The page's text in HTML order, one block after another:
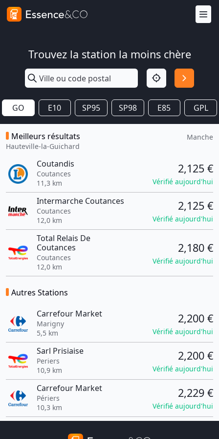
Trouvez la station la moins chère
GO E10 SP95 SP98 E85 GPL
Meilleurs résultats
Hauteville-la-Guichard
Manche
Coutandis
Coutances
11,3 km
2,125 €
Vérifié aujourd'hui
Intermarche Coutances
Coutances
12,0 km
2,125 €
Vérifié aujourd'hui
Total Relais De
Coutances
Coutances
12,0 km
2,180 €
Vérifié aujourd'hui
Autres Stations
Carrefour Market
Marigny
5,5 km
2,200 €
Vérifié aujourd'hui
Sarl Prisiaise
Periers
10,9 km
2,200 €
Vérifié aujourd'hui
Carrefour Market
Périers
10,3 km
2,229 €
Vérifié aujourd'hui